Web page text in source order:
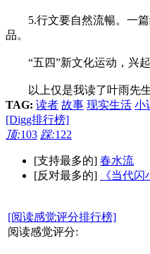
5.行文要自然流暢。一篇
品。
“五四”新文化运动，兴起
以上仅是我读了叶雨先生
TAG: 读者 故事 现实生活 小
[Digg排行榜]
顶:103 踩:122
[支持最多的] 春水流
[反对最多的]
《当代
[阅读感觉评分排行榜]
阅读感觉评分: